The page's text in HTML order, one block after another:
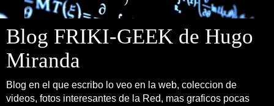
Blog FRIKI-GEEK de Hugo
Miranda
Blog en el que escribo lo veo en la web, coleccion de
videos, fotos interesantes de la Red, mas graficos pocas